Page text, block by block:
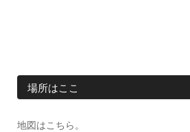
場所はここ
地図はこちら。